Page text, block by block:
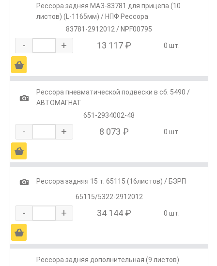
Рессора задняя МАЗ-83781 для прицепа (10
листов) (L-1165мм) / НПФ Рессора
83781-2912012 / NPF00795
- + 13 117 ₽ 0 шт.
Ä
1
Рессора пневматической подвески в сб. 5490 /
АВТОМАГНАТ
651-2934002-48
- + 8 073 ₽ 0 шт.
Ä
1
Рессора задняя 15 т. 65115 (16листов) / БЗРП
65115/5322-2912012
- + 34 144 ₽ 0 шт.
Ä
Рессора задняя дополнительная (9 листов)